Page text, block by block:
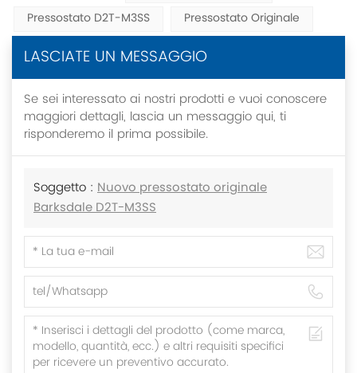
Pressostato D2T-M3SS
Pressostato Originale
LASCIATE UN MESSAGGIO
Se sei interessato ai nostri prodotti e vuoi conoscere
maggiori dettagli, lascia un messaggio qui, ti
risponderemo il prima possibile.
Soggetto : Nuovo pressostato originale
Barksdale D2T-M3SS